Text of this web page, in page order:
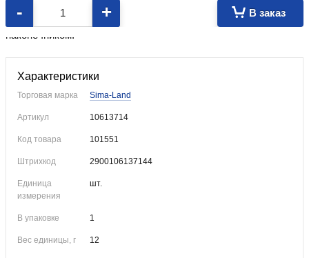
- + В заказ
Яркий пластиковый корпус, стержень с игольчатым
наконечником.
Характеристики
Торговая марка Sima-Land
Артикул 10613714
Код товара 101551
Штрихкод 2900106137144
Единица
измерения
шт.
В упаковке 1
Вес единицы, г 12